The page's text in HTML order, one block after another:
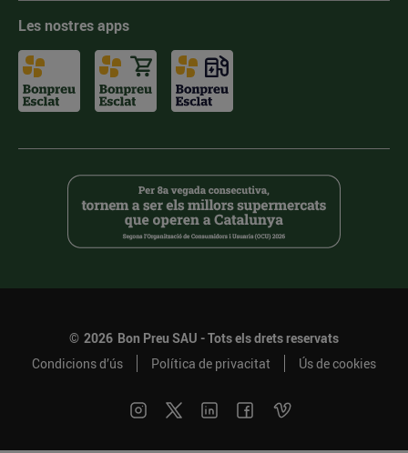
Les nostres apps
© 2026 Bon Preu SAU - Tots els drets reservats
Condicions d’ús
Política de privacitat Ús de cookies